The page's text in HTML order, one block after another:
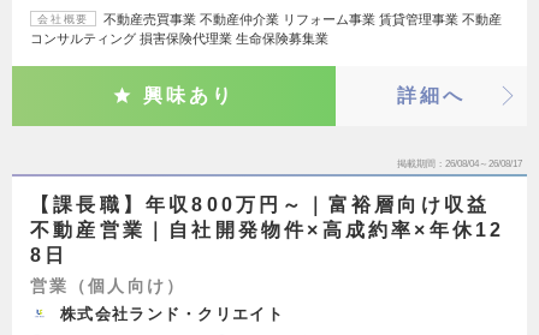
会社概要
不動産売買事業 不動産仲介業 リフォーム事業 賃貸管理事業 不動産
コンサルティング 損害保険代理業 生命保険募集業
興味あり 詳細へ
掲載期間 26/08/04～26/08/17
【課長職】年収800万円～｜富裕層向け収益
不動産営業｜自社開発物件×高成約率×年休12
8日
営業（個人向け）
株式会社ランド・クリエイト